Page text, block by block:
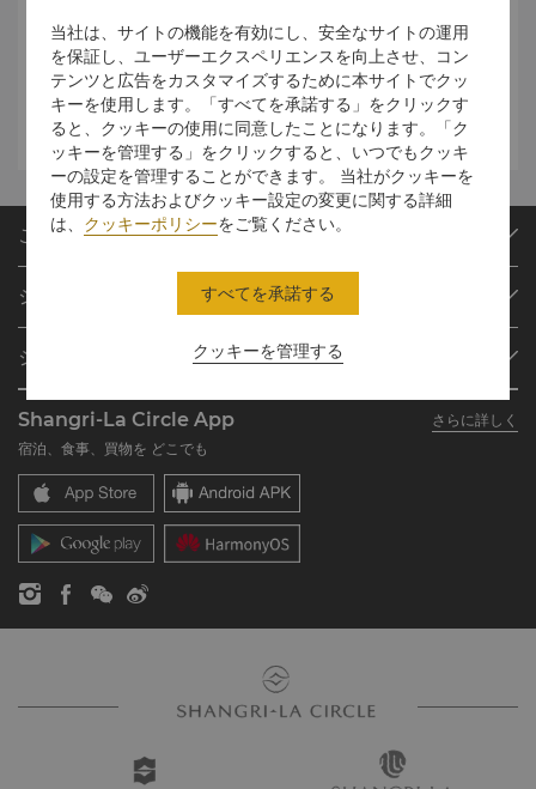
Premier Package
ご予約
ご予約の検索
レストラン＆バー
シャングリ・ラ サークル
シャングリ・ラ サークルに入会
私のアカウント
よくあるお問合せや質問
SLCに関するお問い合わせ
シャングリ・ラ グループ
シャングリ・ラ グループについて
シャングリ・ラ ブランド
シャングリ・ラ センター
レジデンス
お問い合わせ
投資家の皆さま
採用情報
企業の社会的責任
ニュース
Shangri-La Circle App
さらに詳しく
宿泊、食事、買物を どこでも
当社は、サイトの機能を有効にし、安全なサイトの運用
を保証し、ユーザーエクスペリエンスを向上させ、コン
テンツと広告をカスタマイズするために本サイトでクッ
キーを使用します。「すべてを承諾する」をクリックす
ると、クッキーの使用に同意したことになります。「ク
ッキーを管理する」をクリックすると、いつでもクッキ
ーの設定を管理することができます。 当社がクッキーを
使用する方法およびクッキー設定の変更に関する詳細
は、 クッキーポリシーをご覧ください。
クッキーを管理する
すべてを承諾する